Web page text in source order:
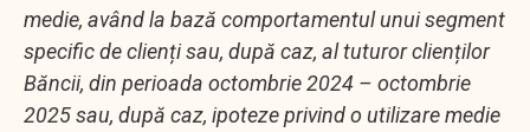
medie, având la bază comportamentul unui segment
specific de clienți sau, după caz, al tuturor clienților
Băncii, din perioada octombrie 2024 – octombrie
2025 sau, după caz, ipoteze privind o utilizare medie